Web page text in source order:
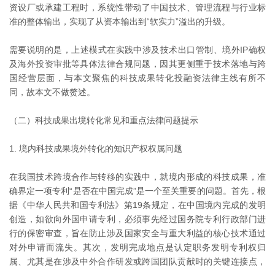
资设厂或承建工程时，系统性带动了中国技术、管理流程与行业标
准的整体输出，实现了从资本输出到“软实力”溢出的升级。
需要说明的是，上述模式在实践中涉及技术出口管制、境外IP确权
及海外投资审批等具体法律合规问题，因其更侧重于技术落地与跨
国经营层面，与本文聚焦的科技成果转化投融资法律主线有所不
同，故本文不做赘述。
（二）科技成果出境转化常见和重点法律问题提示
1. 境内科技成果境外转化的知识产权权属问题
在我国技术跨境合作与转移的实践中，就境内形成的科技成果，准
确界定一项专利“是否在中国完成”是一个至关重要的问题。首先，根
据《中华人民共和国专利法》第19条规定，在中国境内完成的发明
创造，如欲向外国申请专利，必须事先经过国务院专利行政部门进
行的保密审查，旨在防止涉及国家安全与重大利益的核心技术通过
对外申请而流失。其次，发明完成地点是认定职务发明专利权归
属、尤其是在涉及中外合作研发或跨国团队贡献时的关键连接点，